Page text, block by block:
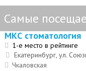
Самые
МКС стоматология
1-е место в рейтинге
Екатеринбург, ул.
Чкаловская